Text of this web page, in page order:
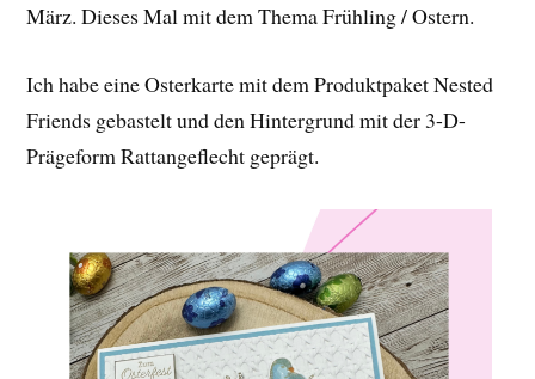
März. Dieses Mal mit dem Thema Frühling / Ostern.
Ich habe eine Osterkarte mit dem Produktpaket Nested
Friends gebastelt und den Hintergrund mit der 3-D-
Prägeform Rattangeflecht geprägt.